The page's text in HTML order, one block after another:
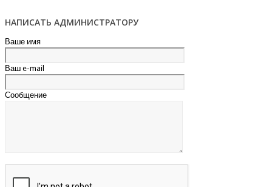
НАПИСАТЬ АДМИНИСТРАТОРУ
Ваше имя
Ваш e-mail
Сообщение